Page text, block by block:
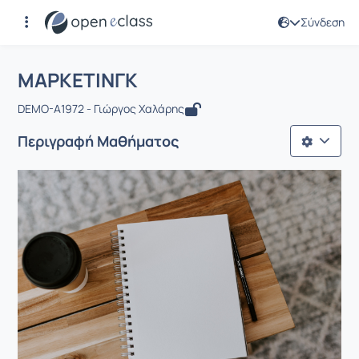
Σύνδεση
Αρχική Σελίδα
Μάθημα : ΜΑΡΚΕΤΙΝΓΚ
ΜΑΡΚΕΤΙΝΓΚ
DEMO-A1972 - Γιώργος Χαλάρης
Περιγραφή Μαθήματος